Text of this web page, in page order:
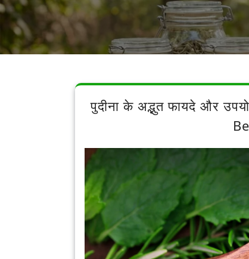
पुदीना के अद्भुत फायदे और